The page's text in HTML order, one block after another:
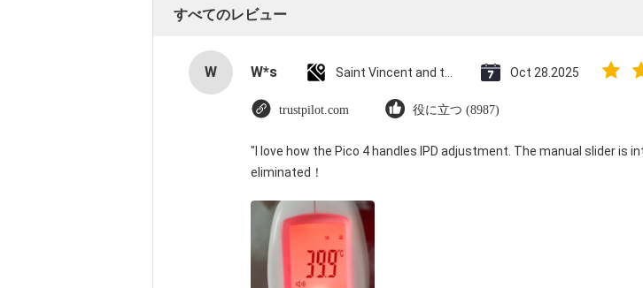
すべてのレビュー
W W*s Oct 28.2025
trustpilot.com 役に立つ (8987)
"I love how the Pico 4 handles IPD adjustment. The manual slider is
eliminated！